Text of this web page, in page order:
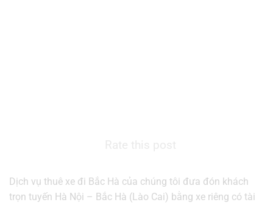
Dịch vụ thuê xe đi Bắc Hà của chúng tôi đưa đón khách
trọn tuyến Hà Nội – Bắc Hà (Lào Cai) bằng xe riêng có tài